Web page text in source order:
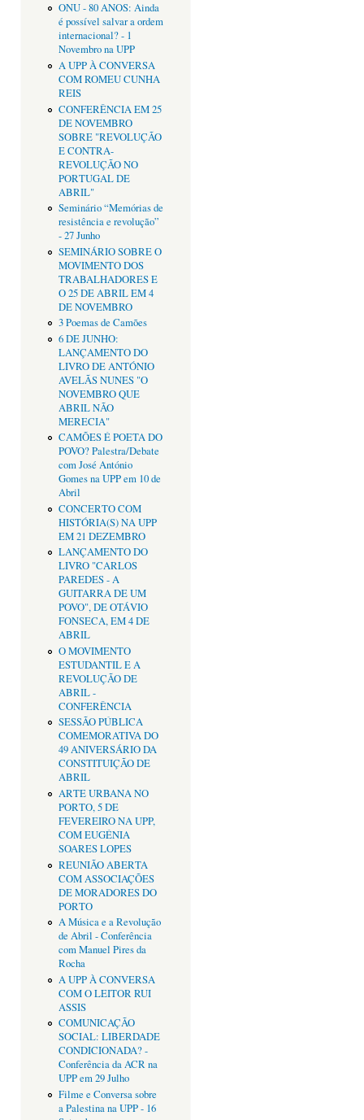
ONU - 80 ANOS: Ainda
é possível salvar a ordem
internacional? - 1
Novembro na UPP
A UPP À CONVERSA
COM ROMEU CUNHA
REIS
CONFERÊNCIA EM 25
DE NOVEMBRO
SOBRE "REVOLUÇÃO
E CONTRA-
REVOLUÇÃO NO
PORTUGAL DE
ABRIL"
Seminário “Memórias de
resistência e revolução”
- 27 Junho
SEMINÁRIO SOBRE O
MOVIMENTO DOS
TRABALHADORES E
O 25 DE ABRIL EM 4
DE NOVEMBRO
3 Poemas de Camões
6 DE JUNHO:
LANÇAMENTO DO
LIVRO DE ANTÓNIO
AVELÃS NUNES "O
NOVEMBRO QUE
ABRIL NÃO
MERECIA"
CAMÕES É POETA DO
POVO? Palestra/Debate
com José António
Gomes na UPP em 10 de
Abril
CONCERTO COM
HISTÓRIA(S) NA UPP
EM 21 DEZEMBRO
LANÇAMENTO DO
LIVRO "CARLOS
PAREDES - A
GUITARRA DE UM
POVO", DE OTÁVIO
FONSECA, EM 4 DE
ABRIL
O MOVIMENTO
ESTUDANTIL E A
REVOLUÇÃO DE
ABRIL -
CONFERÊNCIA
SESSÃO PÚBLICA
COMEMORATIVA DO
49 ANIVERSÁRIO DA
CONSTITUIÇÃO DE
ABRIL
ARTE URBANA NO
PORTO, 5 DE
FEVEREIRO NA UPP,
COM EUGÉNIA
SOARES LOPES
REUNIÃO ABERTA
COM ASSOCIAÇÕES
DE MORADORES DO
PORTO
A Música e a Revolução
de Abril - Conferência
com Manuel Pires da
Rocha
A UPP À CONVERSA
COM O LEITOR RUI
ASSIS
COMUNICAÇÃO
SOCIAL: LIBERDADE
CONDICIONADA? -
Conferência da ACR na
UPP em 29 Julho
Filme e Conversa sobre
a Palestina na UPP - 16